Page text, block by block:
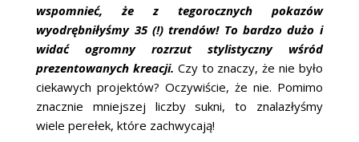
wspomnieć, że z tegorocznych pokazów
wyodrębniłyśmy 35 (!) trendów! To bardzo dużo i
widać ogromny rozrzut stylistyczny wśród
prezentowanych kreacji. Czy to znaczy, że nie było
ciekawych projektów? Oczywiście, że nie. Pomimo
znacznie mniejszej liczby sukni, to znalazłyśmy
wiele perełek, które zachwycają!